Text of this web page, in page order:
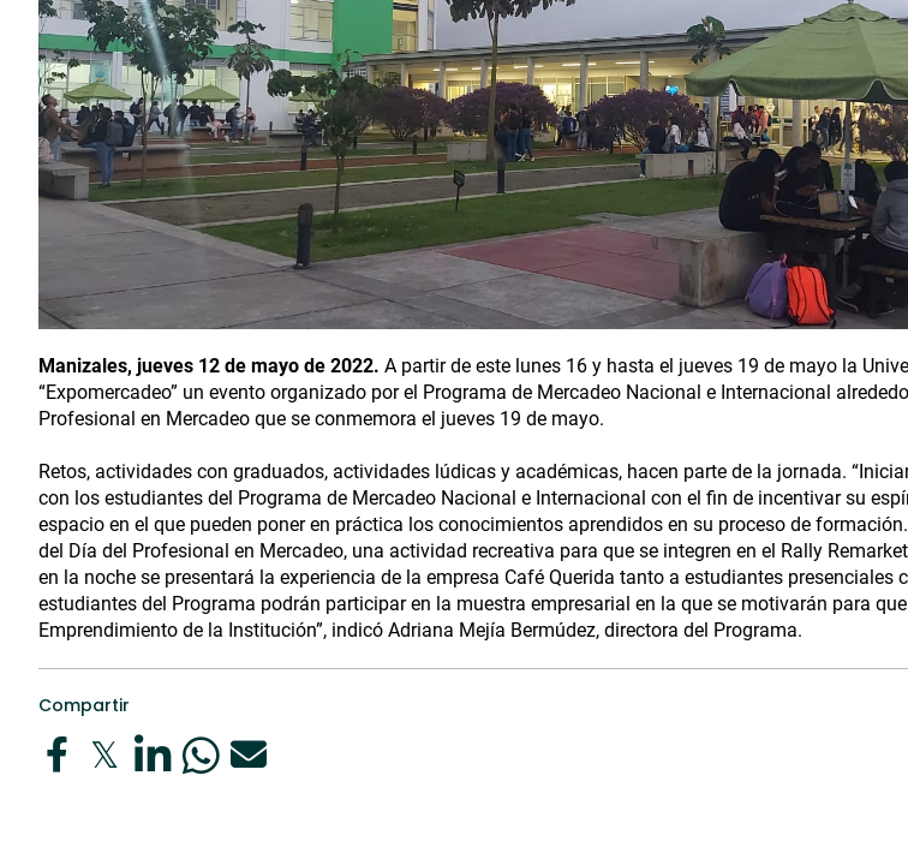
Manizales, jueves 12 de mayo de 2022. A partir de este lunes 16 y hasta el jueves 19 de mayo la
“Expomercadeo” un evento organizado por el Programa de Mercadeo Nacional e Internacional
Profesional en Mercadeo que se conmemora el jueves 19 de mayo.
Retos, actividades con graduados, actividades lúdicas y académicas, hacen parte de la jornada.
con los estudiantes del Programa de Mercadeo Nacional e Internacional con el fin de incentivar su
espacio en el que pueden poner en práctica los conocimientos aprendidos en su proceso de
del Día del Profesional en Mercadeo, una actividad recreativa para que se integren en el Rally
en la noche se presentará la experiencia de la empresa Café Querida tanto a estudiantes presenciales
estudiantes del Programa podrán participar en la muestra empresarial en la que se motivarán para
Emprendimiento de la Institución”, indicó Adriana Mejía Bermúdez, directora del Programa.
Compartir